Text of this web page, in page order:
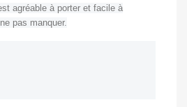
agréable à porter et facile à
pas manquer.